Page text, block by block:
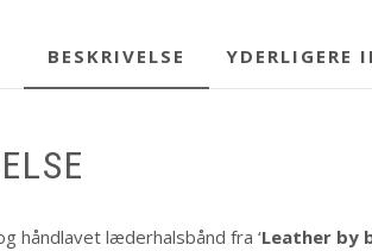
BESKRIVELSE YDERLIGERE
håndlavet læderhalsbånd fra ‘Leather by